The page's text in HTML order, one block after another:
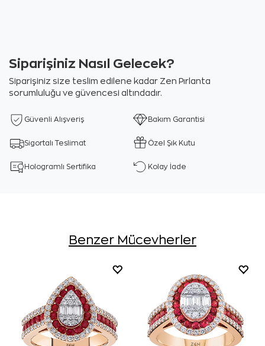
Siparişiniz Nasıl Gelecek?
Siparişiniz size teslim edilene kadar Zen Pırlanta
sorumluluğu ve güvencesi altındadır.
Güvenli Alışveriş Bakım Garantisi
Sigortalı Teslimat Özel Şık Kutu
Hologramlı Sertifika Kolay İade
Benzer Mücevherler